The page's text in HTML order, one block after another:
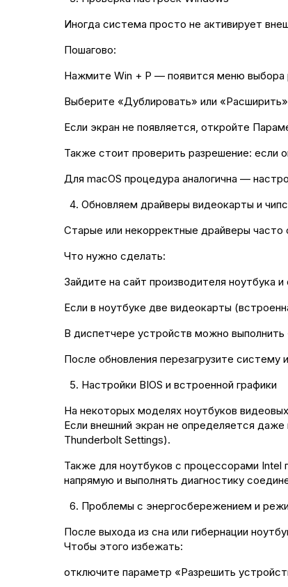
Иногда система просто не активирует
Пошагово:
Нажмите Win + P — появится меню
Выберите «Дублировать» или
Если экран не появляется, откройте
Также стоит проверить разрешение:
Для macOS процедура аналогична —
Обновляем драйверы видеокарты и
Старые или некорректные драйверы часто
Что нужно сделать:
Зайдите на сайт производителя ноутбука
Если в ноутбуке две видеокарты
В диспетчере устройств можно
После обновления перезагрузите систему
Настройки BIOS и встроенной графики
На некоторых моделях ноутбуков
Если внешний экран не определяется
Thunderbolt Settings).
Также для ноутбуков с процессорами Intel
напрямую и выполнять диагностику
Проблемы с энергосбережением и
После выхода из сна или гибернации
Чтобы этого избежать:
отключите параметр «Разрешить